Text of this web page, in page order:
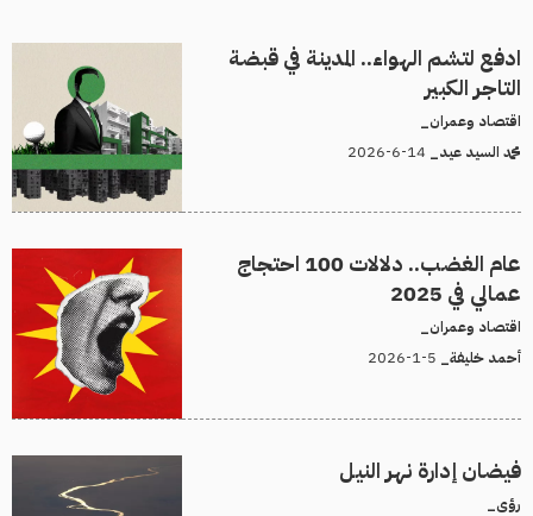
ادفع لتشم الهواء.. المدينة في قبضة
التاجر الكبير
اقتصاد وعمران_
محمد السيد عيد_
عام الغضب.. دلالات 100 احتجاج
عمالي في 2025
اقتصاد وعمران_
أحمد خليفة_
فيضان إدارة نهر النيل
رؤى_